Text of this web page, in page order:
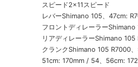
スピード2×11スピード
レバーShimano 105、47cm:
フロントディレーラー
リアディレーラーShimano
クランクShimano 105 R7000
51cm: 170mm / 54、56cm: